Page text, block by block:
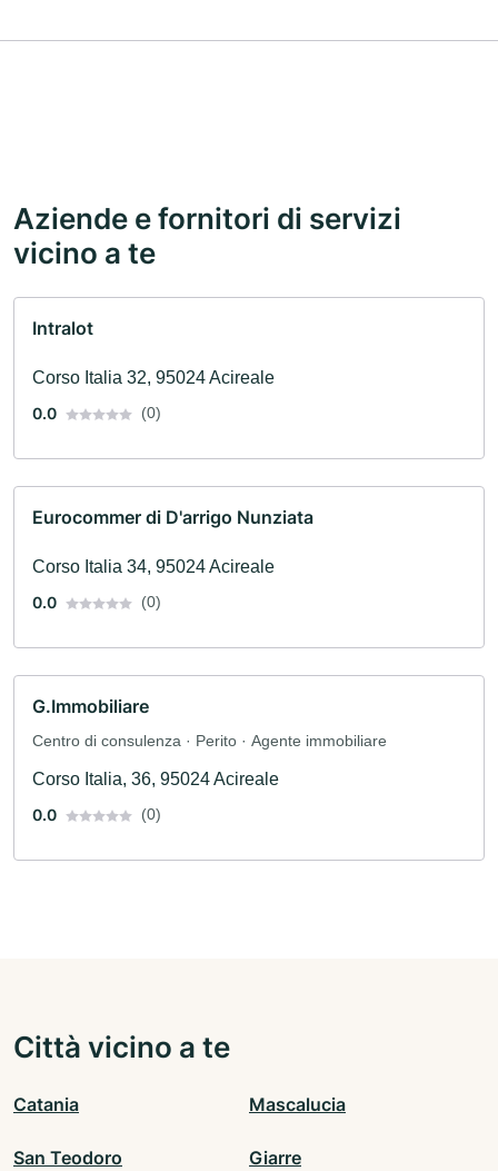
Aziende e fornitori di servizi
vicino a te
Intralot
Corso Italia 32, 95024 Acireale
0.0
(0)
Eurocommer di D'arrigo Nunziata
Corso Italia 34, 95024 Acireale
0.0
(0)
G.Immobiliare
Centro di consulenza · Perito · Agente immobiliare
Corso Italia, 36, 95024 Acireale
0.0
(0)
Città vicino a te
Catania Mascalucia
San Teodoro Giarre